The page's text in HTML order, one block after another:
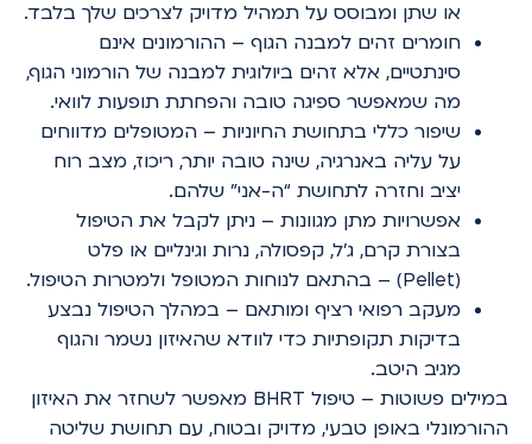
או שתן ומבוסס על תמהיל מדויק לצרכים שלך בלבד.
חומרים זהים למבנה הגוף – ההורמונים אינם
סינתטיים, אלא זהים ביולוגית למבנה של הורמוני הגוף,
מה שמאפשר ספיגה טובה והפחתת תופעות לוואי.
שיפור כללי בתחושת החיוניות – המטופלים מדווחים
על עליה באנרגיה, שינה טובה יותר, ריכוז, מצב רוח
יציב וחזרה לתחושת “ה-אני” שלהם.
אפשרויות מתן מגוונות – ניתן לקבל את הטיפול
בצורת קרם, ג’ל, קפסולה, נרות וגינליים או פלט
(Pellet) – בהתאם לנוחות המטופל ולמטרות הטיפול.
מעקב רפואי רציף ומותאם – במהלך הטיפול נבצע
בדיקות תקופתיות כדי לוודא שהאיזון נשמר והגוף
מגיב היטב.
במילים פשוטות – טיפול BHRT מאפשר לשחזר את האיזון
ההורמונלי באופן טבעי, מדויק ובטוח, עם תחושת שליטה